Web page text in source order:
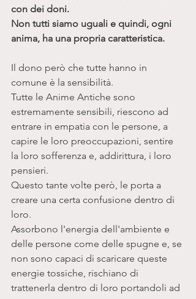
con dei doni.
Non tutti siamo uguali e quindi, ogni
anima, ha una propria caratteristica.
Il dono però che tutte hanno in
comune è la sensibilità.
Tutte le Anime Antiche sono
estremamente sensibili, riescono ad
entrare in empatia con le persone, a
capire le loro preoccupazioni, sentire
la loro sofferenza e, addirittura, i loro
pensieri.
Questo tante volte però, le porta a
creare una certa confusione dentro di
loro.
Assorbono l'energia dell'ambiente e
delle persone come delle spugne e, se
non sono capaci di scaricare queste
energie tossiche, rischiano di
trattenerla dentro di loro portandoli ad